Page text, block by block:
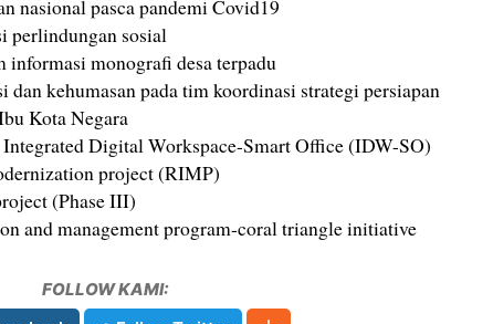
nasional pasca pandemi Covid19
perlindungan sosial
informasi monografi desa terpadu
dan kehumasan pada tim koordinasi strategi persiapan
Kota Negara
Digital Workspace-Smart Office (IDW-SO)
project (RIMP)
(Phase III)
and management program-coral triangle initiative
FOLLOW KAMI: